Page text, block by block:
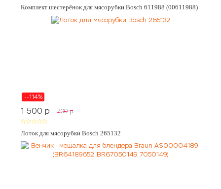
Комплект шестерёнок для мясорубки Bosch 611988 (00611988)
--114%
1 500 p 700 p
Лоток для мясорубки Bosch 265132